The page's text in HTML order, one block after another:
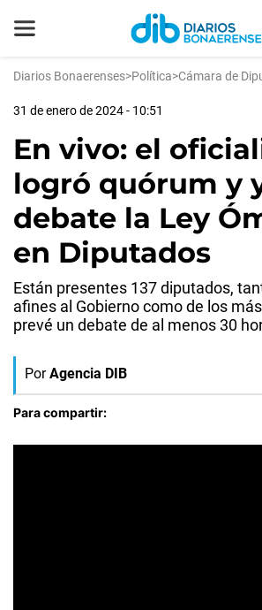
Diarios Bonaerenses>Política>Cámara de
31 de enero de 2024 - 10:51
En vivo: el
logró quórum y
debate la Ley
en Diputados
Están presentes 137 diputados,
afines al Gobierno como de los
prevé un debate de al menos 30
Por Agencia DIB
Para compartir: